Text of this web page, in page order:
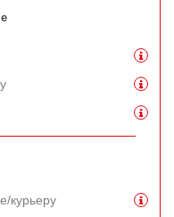
курьеру